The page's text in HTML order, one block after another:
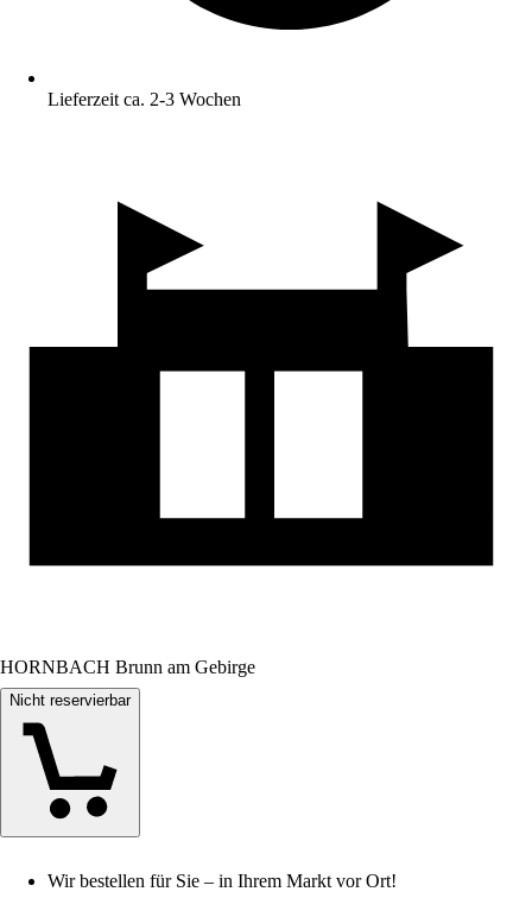
Lieferzeit ca. 2-3 Wochen
HORNBACH Brunn am Gebirge
Nicht reservierbar
Wir bestellen für Sie – in Ihrem Markt vor Ort!